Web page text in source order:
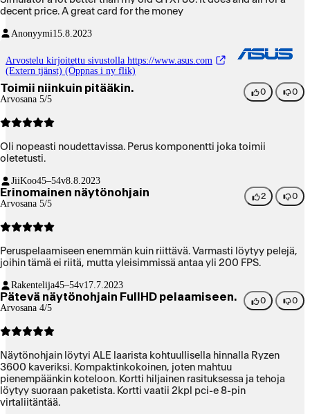
decent price. A great card for the money
Anonyymi15.8.2023
Arvostelu kirjoitettu sivustolla https://www.asus.com
(Extern tjänst) (Öppnas i ny flik)
Toimii niinkuin pitääkin.
Arvosana 5/5
0 0
Oli nopeasti noudettavissa. Perus komponentti joka toimii
oletetusti.
JiiKoo45–54v8.8.2023
Erinomainen näytönohjain
Arvosana 5/5
2 0
Peruspelaamiseen enemmän kuin riittävä. Varmasti löytyy pelejä,
joihin tämä ei riitä, mutta yleisimmissä antaa yli 200 FPS.
Rakentelija45–54v17.7.2023
Pätevä näytönohjain FullHD pelaamiseen.
Arvosana 4/5
0 0
Näytönohjain löytyi ALE laarista kohtuullisella hinnalla Ryzen
3600 kaveriksi. Kompaktinkokoinen, joten mahtuu
pienempäänkin koteloon. Kortti hiljainen rasituksessa ja tehoja
löytyy suoraan paketista. Kortti vaatii 2kpl pci-e 8-pin
virtaliitäntää.